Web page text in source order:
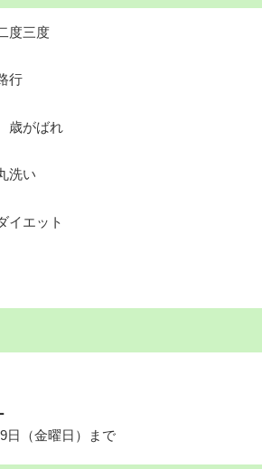
度三度
行
歳がばれ
洗い
エット
日（金曜日）まで